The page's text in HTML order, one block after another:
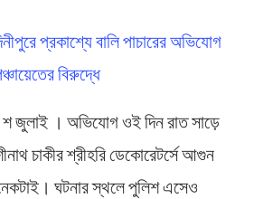
প্রকাশ্যে বালি পাচারের অভিযোগ
বিরুদ্ধে
জুলাই । অভিযোগ ওই দিন রাত সাড়ে
চাকীর শ্রীহরি ডেকোরেটর্সে আগুন
ঘটনার স্থলে পুলিশ এসেও